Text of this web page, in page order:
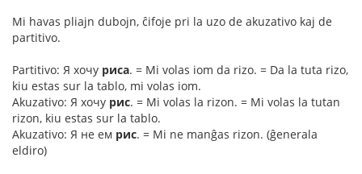
Mi havas pliajn dubojn, ĉifoje pri la uzo de akuzativo kaj de
partitivo.
Partitivo: Я хочу риса. = Mi volas iom da rizo. = Da la tuta rizo,
kiu estas sur la tablo, mi volas iom.
Akuzativo: Я хочу рис. = Mi volas la rizon. = Mi volas la tutan
rizon, kiu estas sur la tablo.
Akuzativo: Я не ем рис. = Mi ne manĝas rizon. (ĝenerala
eldiro)